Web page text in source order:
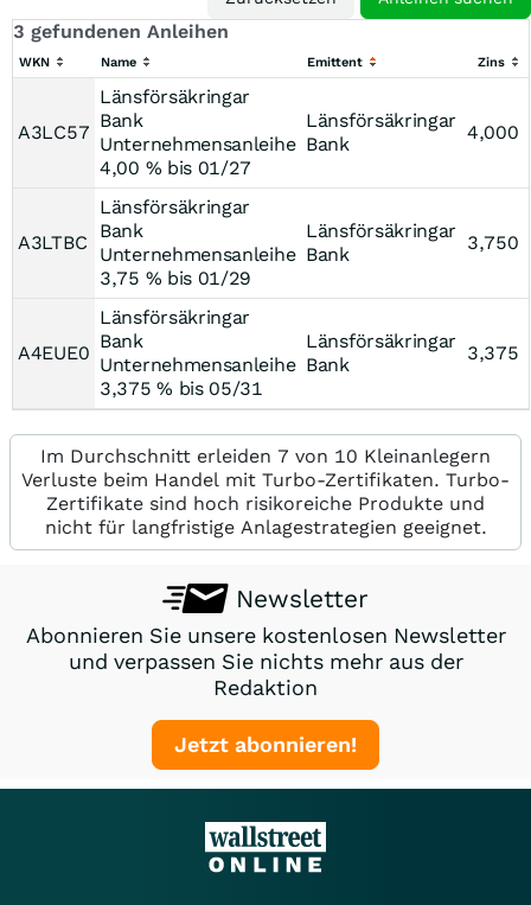
3 gefundenen Anleihen
WKN Name Emittent Zins
A3LC57
Länsförsäkringar
Bank
Unternehmensanleihe
4,00 % bis 01/27
Länsförsäkringar
Bank
4,000
A3LTBC
Länsförsäkringar
Bank
Unternehmensanleihe
3,75 % bis 01/29
Länsförsäkringar
Bank
3,750
A4EUE0
Länsförsäkringar
Bank
Unternehmensanleihe
3,375 % bis 05/31
Länsförsäkringar
Bank
3,375
Im Durchschnitt erleiden 7 von 10 Kleinanlegern
Verluste beim Handel mit Turbo-Zertifikaten. Turbo-
Zertifikate sind hoch risikoreiche Produkte und
nicht für langfristige Anlagestrategien geeignet.
Newsletter
Abonnieren Sie unsere kostenlosen Newsletter
und verpassen Sie nichts mehr aus der
Redaktion
Jetzt abonnieren!